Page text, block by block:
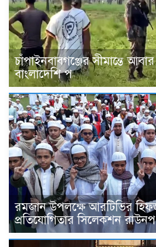
চাঁপাইনবাবগঞ্জের সীমান্তে
বাংলাদেশি প
রমজান উপলক্ষে আরটিভির
প্রতিযোগিতার সিলেকশন রাউনপ